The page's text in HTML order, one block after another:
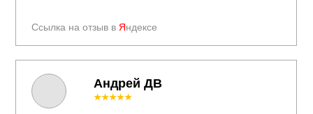
Ссылка на отзыв в Яндексе
Андрей ДВ
★★★★★